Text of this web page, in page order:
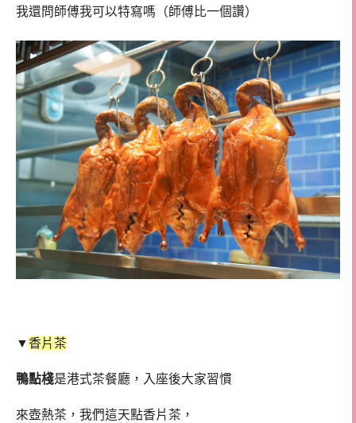
我還問師傅我可以特寫嗎（師傅比一個讚）
▼香片茶
鴨點棧是港式茶餐廳，入座後大家習慣
來壺熱茶，我們這天點香片茶，